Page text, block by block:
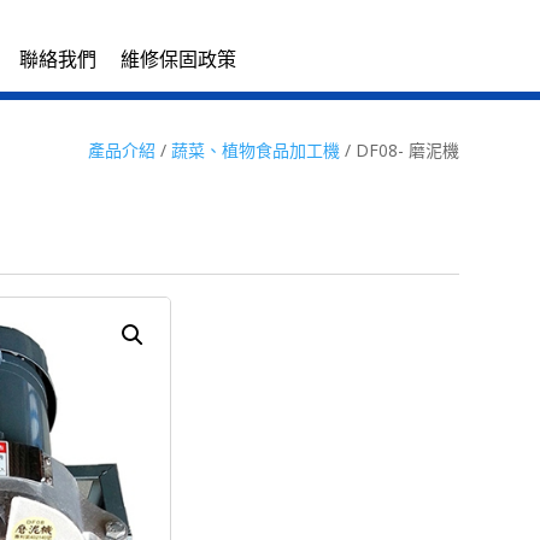
聯絡我們 維修保固政策
產品介紹 / 蔬菜、植物食品加工機/ DF08- 磨泥機